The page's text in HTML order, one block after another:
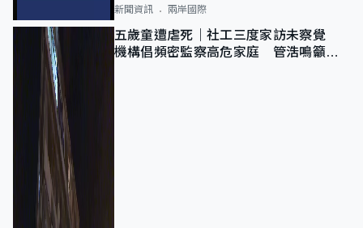
新聞資訊 兩岸國際
五歲童遭虐死｜社工三度家訪未察覺
機構倡頻密監察高危家庭 管浩鳴籲加